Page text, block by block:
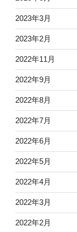
2023年3月
2023年2月
2022年11月
2022年9月
2022年8月
2022年7月
2022年6月
2022年5月
2022年4月
2022年3月
2022年2月